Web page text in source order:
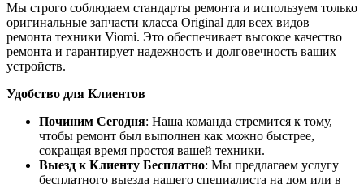
Мы строго соблюдаем стандарты ремонта и используем только
оригинальные запчасти класса Original для всех видов
ремонта техники Viomi. Это обеспечивает высокое качество
ремонта и гарантирует надежность и долговечность ваших
устройств.
Удобство для Клиентов
Починим Сегодня: Наша команда стремится к тому,
чтобы ремонт был выполнен как можно быстрее,
сокращая время простоя вашей техники.
Выезд к Клиенту Бесплатно: Мы предлагаем услугу
бесплатного выезда нашего специалиста на дом или в